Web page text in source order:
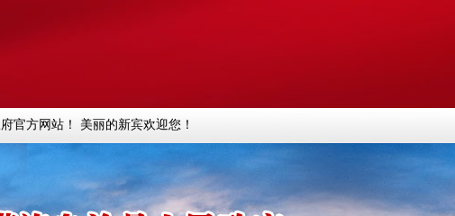
官方网站！ 美丽的新宾欢迎您！